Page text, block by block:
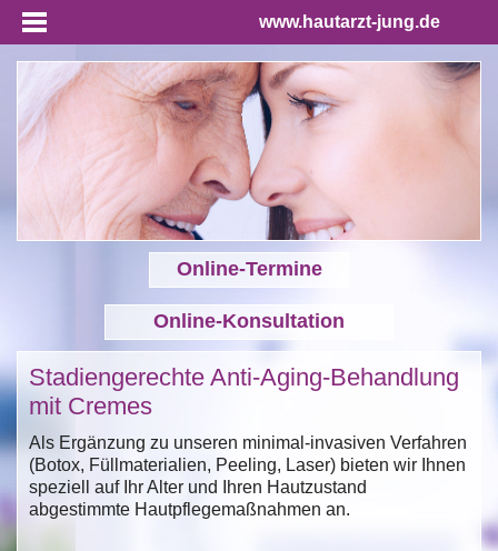
www.hautarzt-jung.de
Online-Termine
Online-Konsultation
Stadiengerechte Anti-Aging-Behandlung
mit Cremes
Als Ergänzung zu unseren minimal-invasiven Verfahren
(Botox, Füllmaterialien, Peeling, Laser) bieten wir Ihnen
speziell auf Ihr Alter und Ihren Hautzustand
abgestimmte Hautpflegemaßnahmen an.